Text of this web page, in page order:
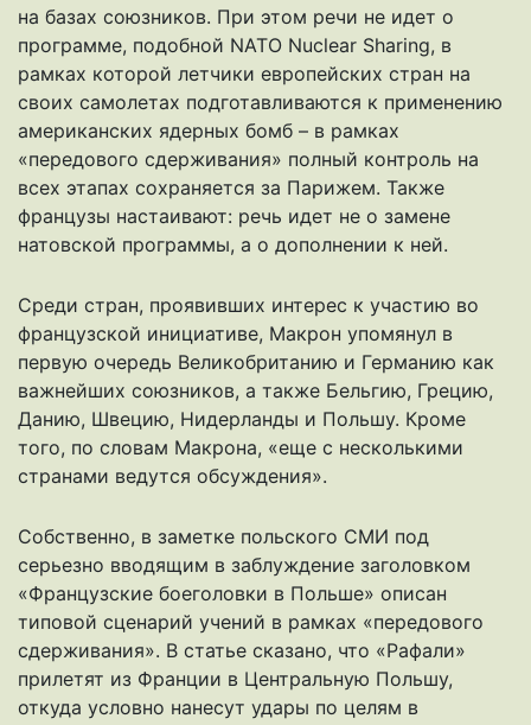
на базах союзников. При этом речи не идет о
программе, подобной NATO Nuclear Sharing, в
рамках которой летчики европейских стран на
своих самолетах подготавливаются к применению
американских ядерных бомб – в рамках
«передового сдерживания» полный контроль на
всех этапах сохраняется за Парижем. Также
французы настаивают: речь идет не о замене
натовской программы, а о дополнении к ней.
Среди стран, проявивших интерес к участию во
французской инициативе, Макрон упомянул в
первую очередь Великобританию и Германию как
важнейших союзников, а также Бельгию, Грецию,
Данию, Швецию, Нидерланды и Польшу. Кроме
того, по словам Макрона, «еще с несколькими
странами ведутся обсуждения».
Собственно, в заметке польского СМИ под
серьезно вводящим в заблуждение заголовком
«Французские боеголовки в Польше» описан
типовой сценарий учений в рамках «передового
сдерживания». В статье сказано, что «Рафали»
прилетят из Франции в Центральную Польшу,
откуда условно нанесут удары по целям в